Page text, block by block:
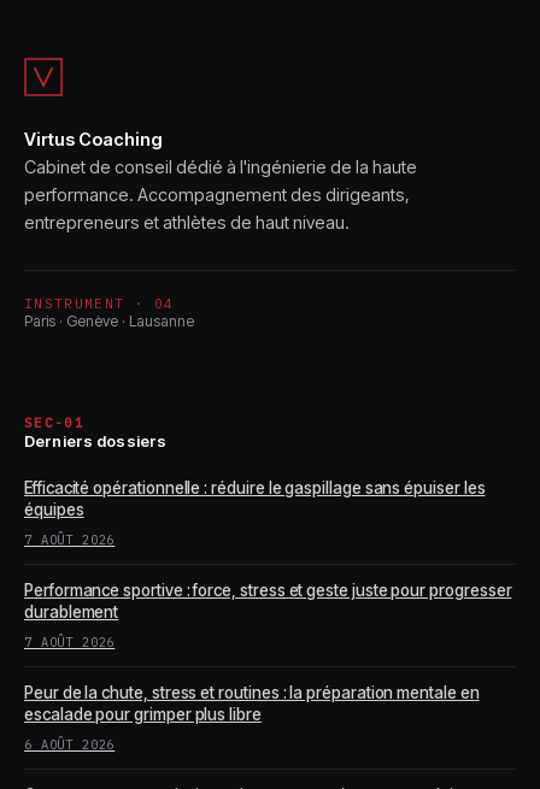
Virtus Coaching
Cabinet de conseil dédié à l'ingénierie de la haute
performance. Accompagnement des dirigeants,
entrepreneurs et athlètes de haut niveau.
INSTRUMENT · 04
Paris · Genève · Lausanne
SEC-01
Derniers dossiers
Efficacité opérationnelle : réduire le gaspillage sans épuiser les
équipes
7 AOÛT 2026
Performance sportive : force, stress et geste juste pour progresser
durablement
7 AOÛT 2026
Peur de la chute, stress et routines : la préparation mentale en
escalade pour grimper plus libre
6 AOÛT 2026